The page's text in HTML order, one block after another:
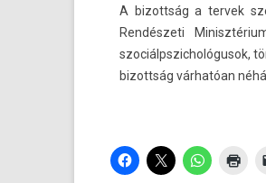
A bi­zottság a ter­vek
Rendészeti
szociálpszic­hológusok,
bi­zottság várhatóan